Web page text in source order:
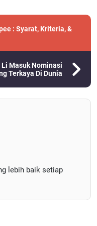
: Syarat, Kriteria, &
Masuk Nominasi
Terkaya Di Dunia
lebih baik setiap